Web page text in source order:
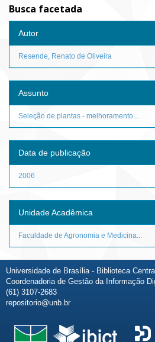
Busca facetada
Autor
Resende, Renato de Oliveira
Assunto
Seleção de plantas - melhoramento...
Data de publicação
2006
Unidade Acadêmica
Faculdade de Agronomia e Medicina...
Universidade de Brasília - Biblioteca
Coordenadoria de Gestão da Informação
(61) 3107-2683
repositorio@unb.br